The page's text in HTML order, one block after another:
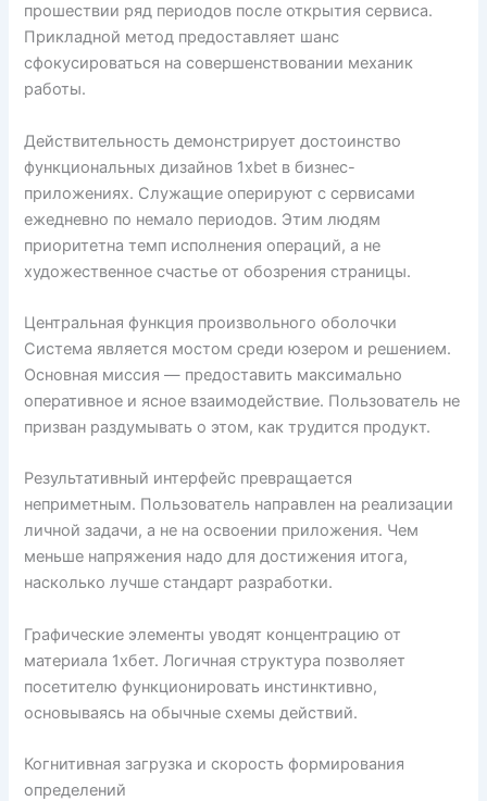
прошествии ряд периодов после открытия сервиса.
Прикладной метод предоставляет шанс
сфокусироваться на совершенствовании механик
работы.
Действительность демонстрирует достоинство
функциональных дизайнов 1xbet в бизнес-
приложениях. Служащие оперируют с сервисами
ежедневно по немало периодов. Этим людям
приоритетна темп исполнения операций, а не
художественное счастье от обозрения страницы.
Центральная функция произвольного оболочки
Система является мостом среди юзером и решением.
Основная миссия — предоставить максимально
оперативное и ясное взаимодействие. Пользователь не
призван раздумывать о этом, как трудится продукт.
Результативный интерфейс превращается
неприметным. Пользователь направлен на реализации
личной задачи, а не на освоении приложения. Чем
меньше напряжения надо для достижения итога,
насколько лучше стандарт разработки.
Графические элементы уводят концентрацию от
материала 1хбет. Логичная структура позволяет
посетителю функционировать инстинктивно,
основываясь на обычные схемы действий.
Когнитивная загрузка и скорость формирования
определений